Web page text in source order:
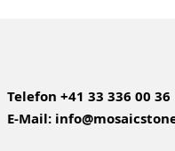
Telefon +41 33 336 00 36
E-Mail: